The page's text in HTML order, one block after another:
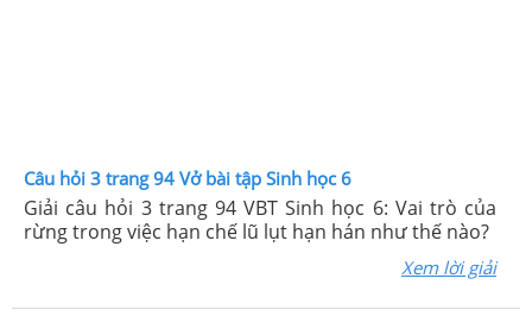
Câu hỏi 3 trang 94 Vở bài tập Sinh học 6
Giải câu hỏi 3 trang 94 VBT Sinh học 6: Vai trò của
rừng trong việc hạn chế lũ lụt hạn hán như thế nào?
Xem lời giải